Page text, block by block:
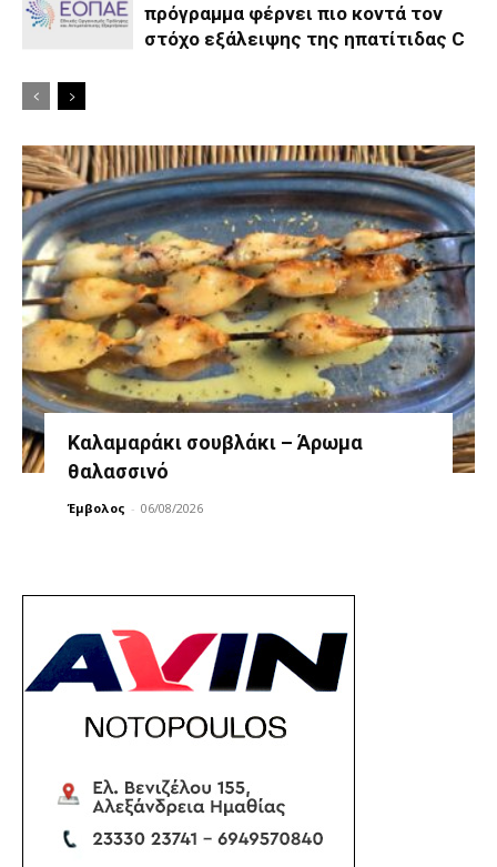
πρόγραμμα φέρνει πιο κοντά τον
στόχο εξάλειψης της ηπατίτιδας C
Καλαμαράκι σουβλάκι – Άρωμα
θαλασσινό
Έμβολος - 06/08/2026